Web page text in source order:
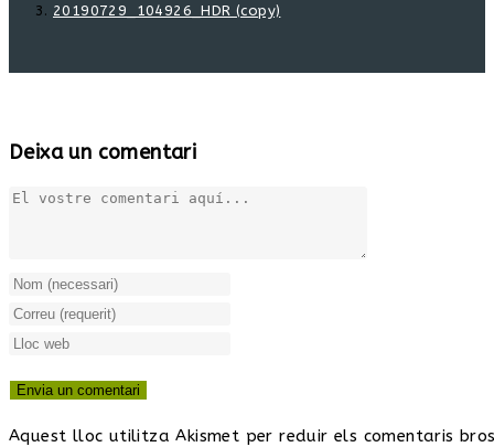
20190729_104926_HDR (copy)
Deixa un comentari
Aquest lloc utilitza Akismet per reduir els comentaris